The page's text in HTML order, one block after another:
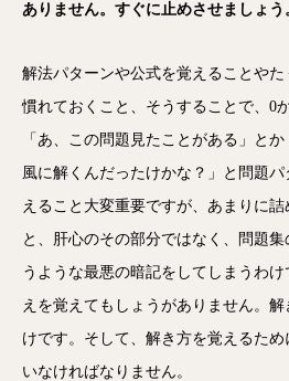
ありません。すぐに止めさせましょう
解法パターンや公式を覚えることや
慣れておくこと、そうすることで、0
「あ、この問題見たことがある」と
風に解くんだったけかな？」と問題
えること大変重要ですが、あまりに
と、肝心のその部分ではなく、問題
うような最悪の暗記をしてしまうわ
えを覚えてもしょうがありません。
けです。そして、解き方を覚えるた
いなければなりません。